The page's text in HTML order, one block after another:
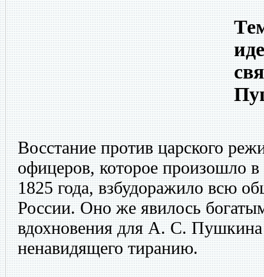
Восстание против царского
офицеров, которое произошло в
1825 года, взбудоражило всю
России. Оно же явилось
вдохновения для А. С.
ненавидящего тиранию.